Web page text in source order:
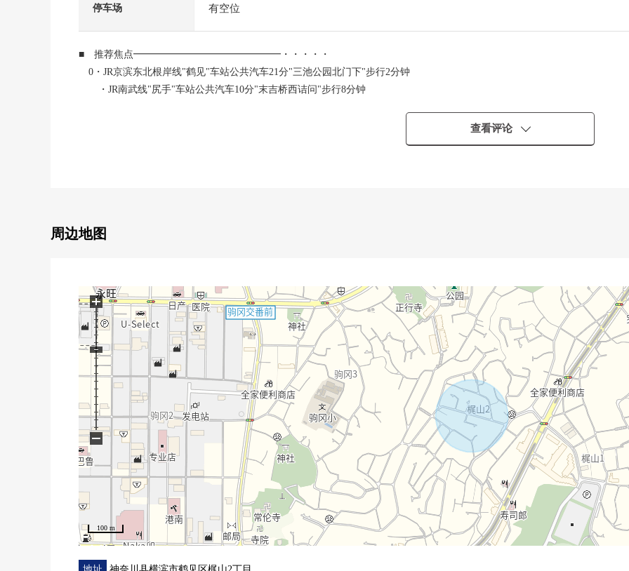
停车场 有空位
■ 推荐焦点━━━━━━━━━━━━━━━・・・・・
0・JR京滨东北根岸线"鹤见"车站公共汽车21分"三池公园北门下"步行2分钟
・JR南武线"尻手"车站公共汽车10分"末吉桥西诘问"步行8分钟
当因为也接受资金计划的需讨论所以有了兴趣的时候
请比"咨询"或者"预约参观"更询问。
因为也受理在电话的需讨论所以，
请到免费热线"0120-929-232"随便询问。
查看评论
周边地图
100 m
+
−